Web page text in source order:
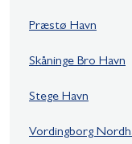
Præstø Havn
Skåninge Bro Havn
Stege Havn
Vordingborg